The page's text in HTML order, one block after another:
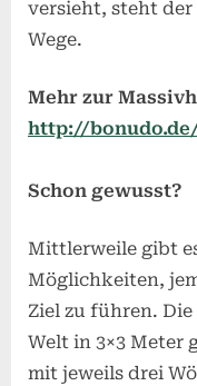
versieht, steht
Wege.
Mehr zur
http://
Schon gewusst?
Mittlerweile gibt
Möglichkeiten,
Ziel zu führen.
Welt in 3×3 Meter
mit jeweils drei